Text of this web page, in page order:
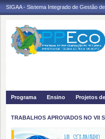
SIGAA - Sistema Integrado de Gestão
Programa Ensino Projetos
TRABALHOS APROVADOS NO